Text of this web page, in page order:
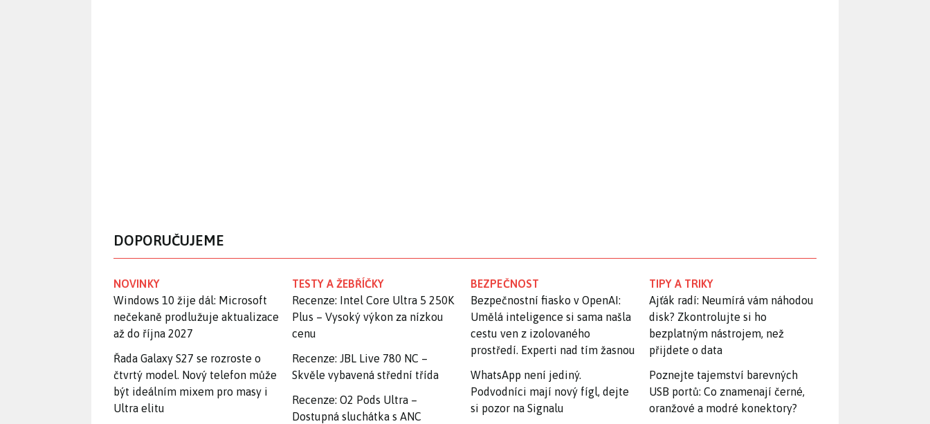
DOPORUČUJEME
NOVINKY
Windows 10 žije dál: Microsoft
nečekaně prodlužuje aktualizace
až do října 2027
Řada Galaxy S27 se rozroste o
čtvrtý model. Nový telefon může
být ideálním mixem pro masy i
Ultra elitu
TESTY A ŽEBŘÍČKY
Recenze: Intel Core Ultra 5 250K
Plus – Vysoký výkon za nízkou
cenu
Recenze: JBL Live 780 NC –
Skvěle vybavená střední třída
Recenze: O2 Pods Ultra –
Dostupná sluchátka s ANC
BEZPEČNOST
Bezpečnostní fiasko v OpenAI:
Umělá inteligence si sama našla
cestu ven z izolovaného
prostředí. Experti nad tím žasnou
WhatsApp není jediný.
Podvodníci mají nový fígl, dejte
si pozor na Signalu
TIPY A TRIKY
Ajťák radí: Neumírá vám náhodou
disk? Zkontrolujte si ho
bezplatným nástrojem, než
přijdete o data
Poznejte tajemství barevných
USB portů: Co znamenají černé,
oranžové a modré konektory?